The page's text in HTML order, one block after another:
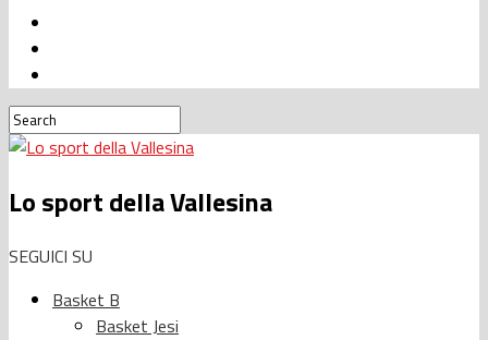
Lo sport della Vallesina
SEGUICI SU
Basket B
Basket Jesi